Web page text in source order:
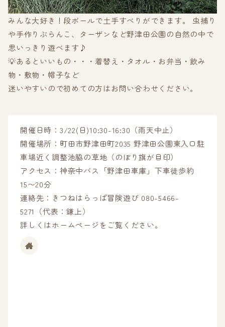
みんな大好き！段ボールで土手すべりができます。 虫捕り
や手作りぶらんこ、ターザンなど野津田公園の自然の中で
思いっきり遊べます♪
💡あるといいもの・・・着替え・タオル・お弁当・飲み
物・敷物・帽子など
迷いやすいので初めての方はお問い合わせください。
開催日時：3/22(日)10:30-16:30（雨天中止）
開催場所：町田市野津田町2035 野津田公園東入口駐
車場近く調整池脇の草地（のぼり旗が目印）
アクセス：神奈中バス「野津田車庫」下車徒歩約
15〜20分
連絡先：きつねはらっぱ冒険遊び 080-5466-
5271（代表：鎌上）
詳しくはホームページをご覧ください。